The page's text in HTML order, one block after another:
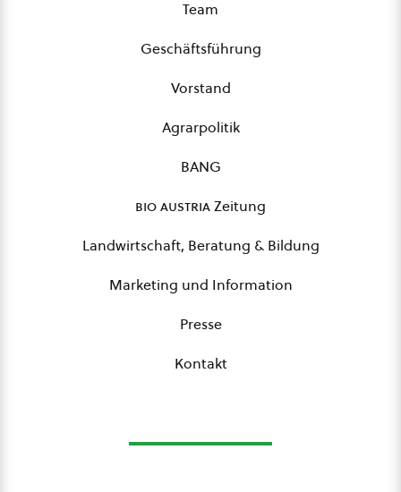
Team
Geschäftsführung
Vorstand
Agrarpolitik
BANG
bio austriaZeitung
Landwirtschaft, Beratung & Bildung
Marketing und Information
Presse
Kontakt